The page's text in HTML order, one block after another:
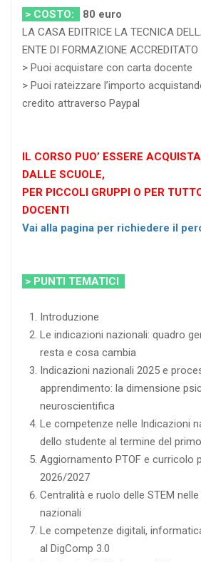
> COSTO:
80 euro
LA CASA EDITRICE LA TECNICA
ENTE DI FORMAZIONE
> Puoi acquistare con carta docente
> Puoi rateizzare l’importo
credito attraverso Paypal
IL CORSO PUO’ ESSERE
DALLE SCUOLE,
PER PICCOLI GRUPPI O PER
DOCENTI
Vai alla pagina per richiedere il
> PUNTI TEMATICI
Introduzione
Le indicazioni nazionali: quadro
resta e cosa cambia
Indicazioni nazionali 2025 e
apprendimento: la dimensione
neuroscientifica
Le competenze nelle Indicazioni
dello studente al termine del
Aggiornamento PTOF e curricolo
2026/2027
Centralità e ruolo delle STEM
nazionali
Le competenze digitali,
al DigComp 3.0